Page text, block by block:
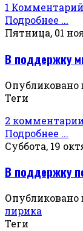
1 Комментарий
Подробнее ...
Пятница, 01
В поддержку
Опубликовано
Теги
2 комментарии
Подробнее ...
Суббота, 19
В поддержку
Опубликовано
лирика
Теги